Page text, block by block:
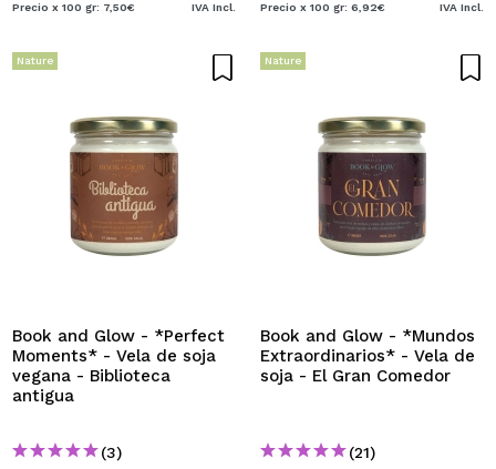
Precio x 100 gr: 7,50€ IVA Incl. Precio x 100 gr: 6,92€ IVA Incl.
Nature
Book and Glow - *Perfect
Moments* - Vela de soja
vegana - Biblioteca
antigua
(3)
Nature
Book and Glow - *Mundos
Extraordinarios* - Vela de
soja - El Gran Comedor
(21)